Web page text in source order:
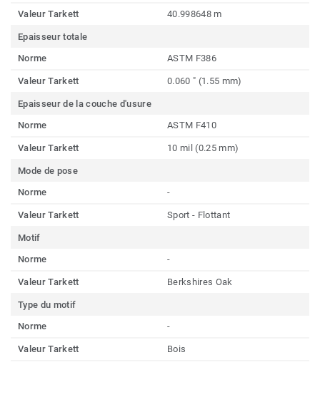
Valeur Tarkett 40.998648 m
Epaisseur totale
Norme
ASTM F386
Valeur Tarkett 0.060 " (1.55 mm)
Epaisseur de la couche d'usure
Norme
ASTM F410
Valeur Tarkett 10 mil (0.25 mm)
Mode de pose
Norme
-
Valeur Tarkett Sport - Flottant
Motif
Norme
-
Valeur Tarkett Berkshires Oak
Type du motif
Norme
-
Valeur Tarkett Bois